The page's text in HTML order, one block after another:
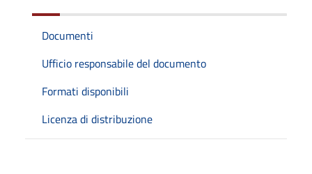
Documenti
Ufficio responsabile del documento
Formati disponibili
Licenza di distribuzione